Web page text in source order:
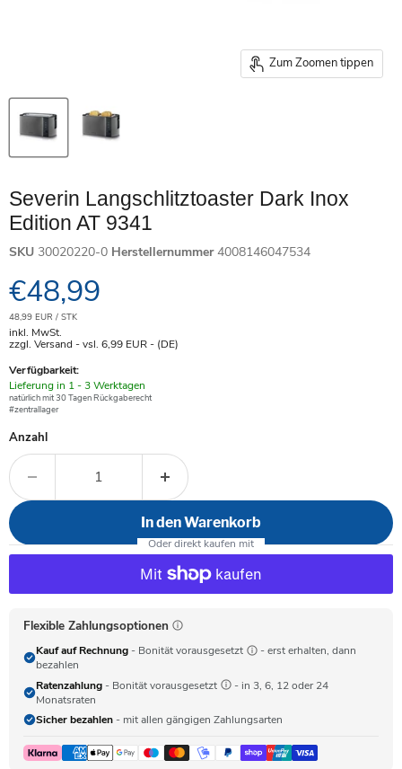
Zum Zoomen tippen
Severin Langschlitztoaster Dark Inox
Edition AT 9341
SKU 30020220-0 Herstellernummer 4008146047534
Aktueller Preis
€48,99
48,99 EUR / STK
inkl. MwSt.
zzgl. Versand - vsl. 6,99 EUR- (DE)
Verfügbarkeit:
Verfügbar
-
Lieferung in 1 - 3 Werktagen
natürlich mit 30 Tagen Rückgaberecht
#zentrallager
Anzahl
In den Warenkorb
Flexible Zahlungsoptionen
Kauf auf Rechnung - Bonität vorausgesetzt
- erst erhalten, dann
bezahlen
Ratenzahlung - Bonität vorausgesetzt
- in 3, 6, 12 oder 24
Monatsraten
Sicher bezahlen - mit allen gängigen Zahlungsarten